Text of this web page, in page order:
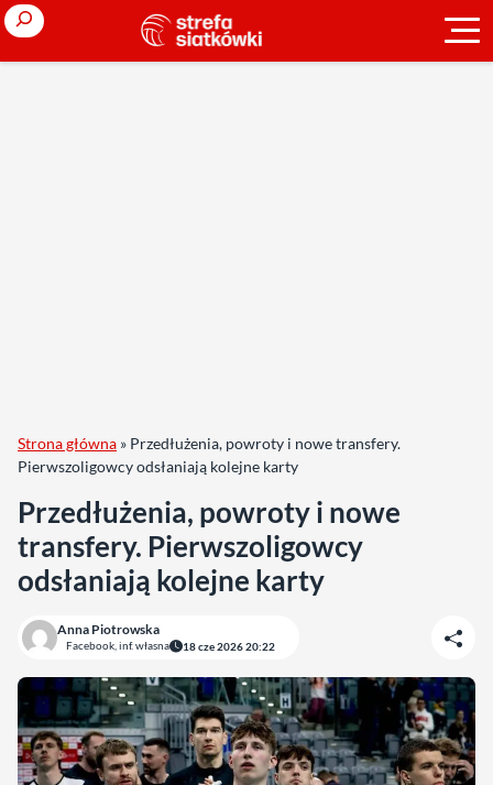
Search
Strona główna » Przedłużenia, powroty i nowe transfery.
Pierwszoligowcy odsłaniają kolejne karty
Przedłużenia, powroty i nowe
transfery. Pierwszoligowcy
odsłaniają kolejne karty
Anna Piotrowska
Facebook, inf. własna 18 cze 2026 20:22